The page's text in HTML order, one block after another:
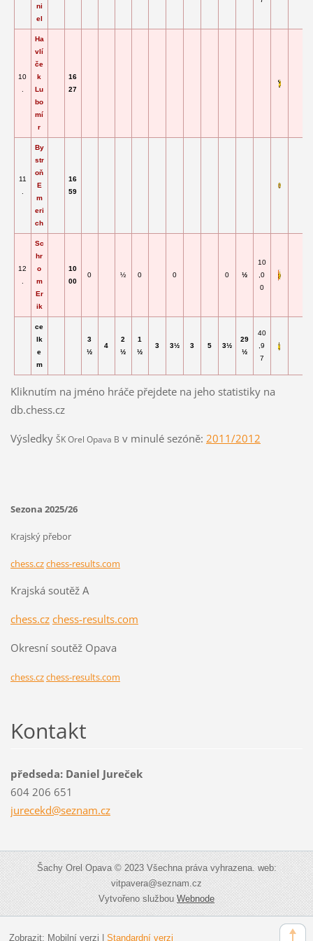
ni
el
10
Ha
vlí
če
k
Lu
bo
mí
r
16
27
11
By
str
oň
E
m
eri
ch
16
59
12
Sc
hr
o
m
Er
ik
10
00
0 ½ 0 0 0 ½
10
,0
0
ce
lk
e
m
3
½
4
2
½
1
½
3 3½ 3 5 3½
29
½
40
,9
7
Kliknutím na jméno hráče přejdete na jeho statistiky na
db.chess.cz
Výsledky ŠK Orel Opava B v minulé sezóně: 2011/2012
Sezona 2025/26
Krajský přebor
chess.czchess-results.com
Krajská soutěž A
chess.cz chess-results.com
Okresní soutěž Opava
chess.czchess-results.com
Kontakt
předseda: Daniel Jureček
604 206 651
jurecekd@seznam.cz
Šachy Orel Opava © 2023 Všechna práva vyhrazena. web:
vitpavera@seznam.cz
Vytvořeno službouWebnode
Zobrazit: Mobilní verzi Standardní verzi